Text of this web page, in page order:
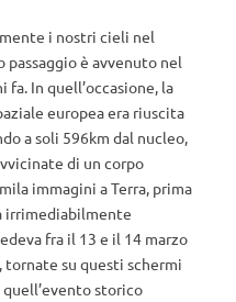
i nostri cieli nel
passaggio è avvenuto nel
fa. In quell’occasione, la
europea era riuscita
a soli 596km dal nucleo,
di un corpo
immagini a Terra, prima
irrimediabilmente
fra il 13 e il 14 marzo
tornate su questi schermi
storico